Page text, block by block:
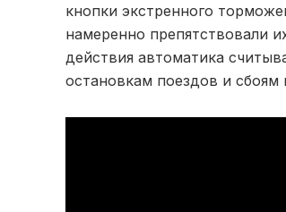
кнопки экстренного
намеренно препятствовали
действия автоматика
остановкам поездов и сбоям